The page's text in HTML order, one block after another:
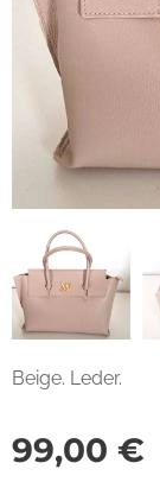
Beige. Leder.
99,00 €